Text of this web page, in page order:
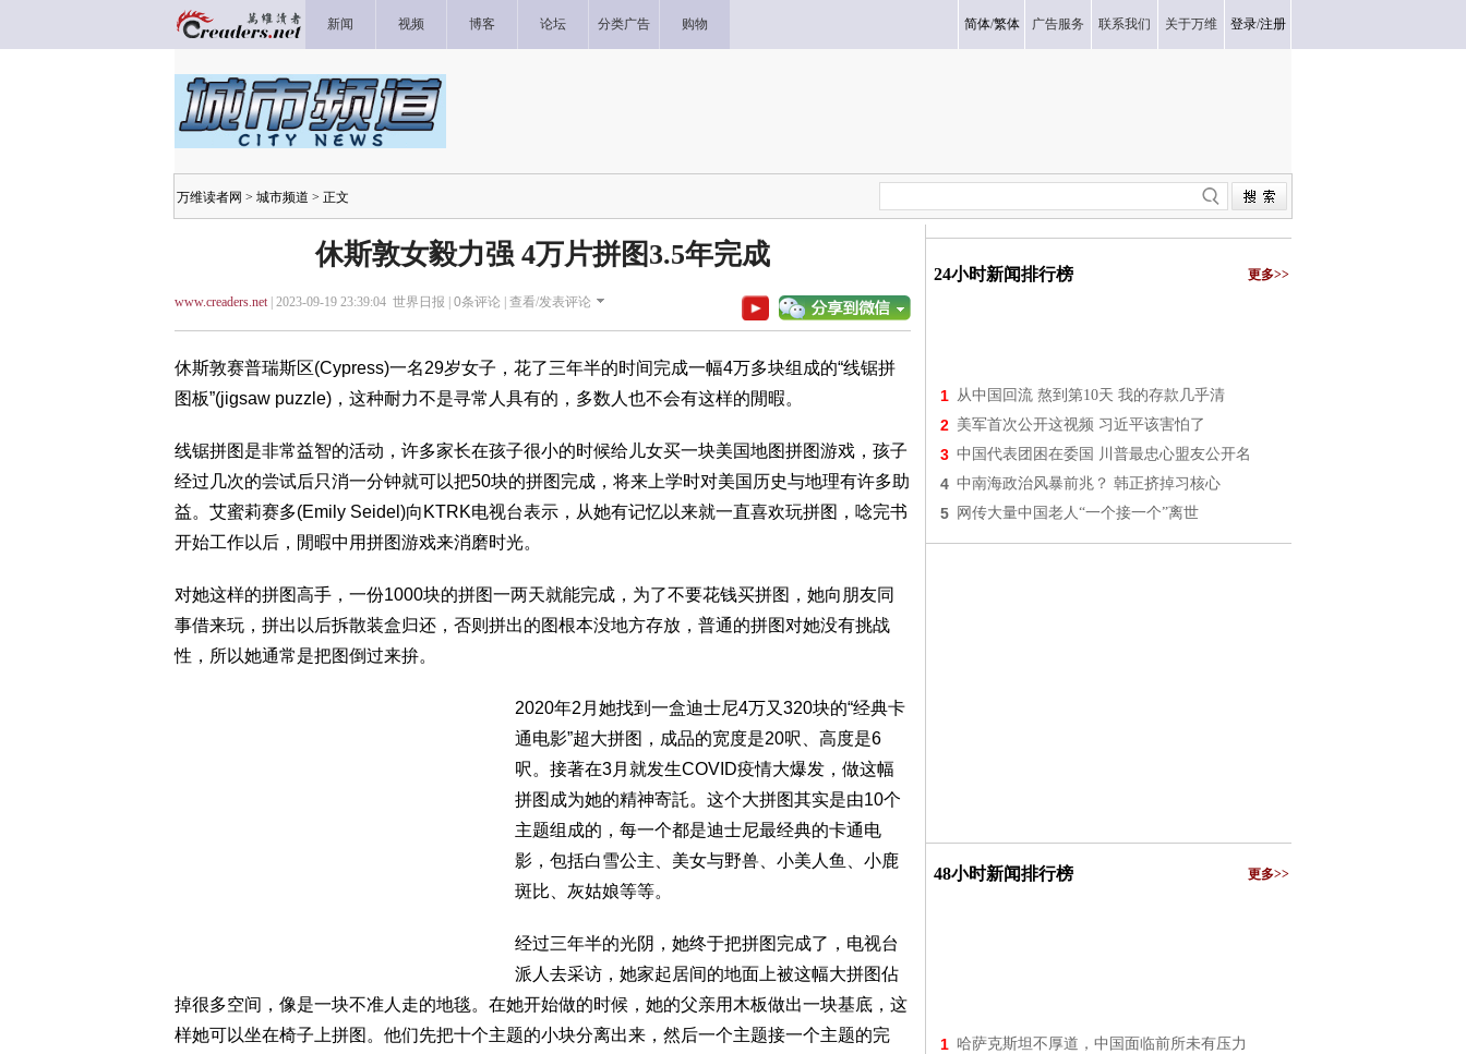
新闻 视频 博客 论坛 分类广告 购物 简体/繁体 广告服务 联系我们 关于万维 登录/注册
万维读者网 > 城市频道 > 正文
休斯敦女毅力强 4万片拼图3.5年完成
www.creaders.net| 2023-09-19 23:39:04 世界日报 | 0条评论 | 查看/发表评论
休斯敦赛普瑞斯区(Cypress)一名29岁女子，花了三年半的时间完成一幅4万多块组成的“线锯拼
图板”(jigsaw puzzle)，这种耐力不是寻常人具有的，多数人也不会有这样的閒暇。
线锯拼图是非常益智的活动，许多家长在孩子很小的时候给儿女买一块美国地图拼图游戏，孩子
经过几次的尝试后只消一分钟就可以把50块的拼图完成，将来上学时对美国历史与地理有许多助
益。艾蜜莉赛多(Emily Seidel)向KTRK电视台表示，从她有记忆以来就一直喜欢玩拼图，唸完书
开始工作以后，閒暇中用拼图游戏来消磨时光。
对她这样的拼图高手，一份1000块的拼图一两天就能完成，为了不要花钱买拼图，她向朋友同
事借来玩，拼出以后拆散装盒归还，否则拼出的图根本没地方存放，普通的拼图对她没有挑战
性，所以她通常是把图倒过来拚。
2020年2月她找到一盒迪士尼4万又320块的“经典卡
通电影”超大拼图，成品的宽度是20呎、高度是6
呎。接著在3月就发生COVID疫情大爆发，做这幅
拼图成为她的精神寄託。这个大拼图其实是由10个
主题组成的，每一个都是迪士尼最经典的卡通电
影，包括白雪公主、美女与野兽、小美人鱼、小鹿
斑比、灰姑娘等等。
经过三年半的光阴，她终于把拼图完成了，电视台
派人去采访，她家起居间的地面上被这幅大拼图佔
掉很多空间，像是一块不准人走的地毯。在她开始做的时候，她的父亲用木板做出一块基底，这
样她可以坐在椅子上拼图。他们先把十个主题的小块分离出来，然后一个主题接一个主题的完
24小时新闻排行榜 更多>>
1 从中国回流 熬到第10天 我的存款几乎清
2 美军首次公开这视频 习近平该害怕了
3 中国代表团困在委国 川普最忠心盟友公开名
4 中南海政治风暴前兆？ 韩正挤掉习核心
5 网传大量中国老人“一个接一个”离世
48小时新闻排行榜 更多>>
1 哈萨克斯坦不厚道，中国面临前所未有压力